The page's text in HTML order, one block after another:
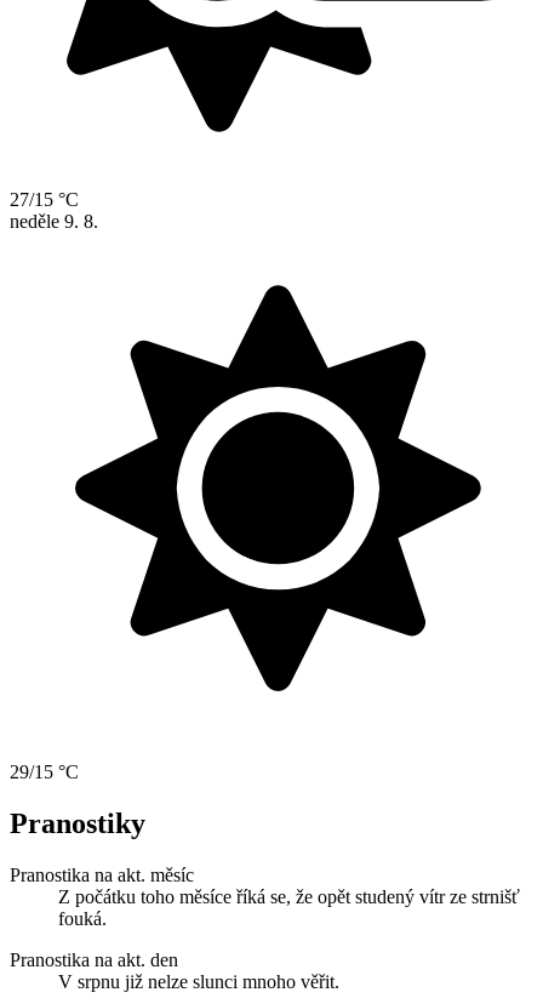
27/15 °C
neděle 9. 8.
29/15 °C
Pranostiky
Pranostika na akt. měsíc
Z počátku toho měsíce říká se, že opět studený vítr ze strnišť
fouká.
Pranostika na akt. den
V srpnu již nelze slunci mnoho věřit.